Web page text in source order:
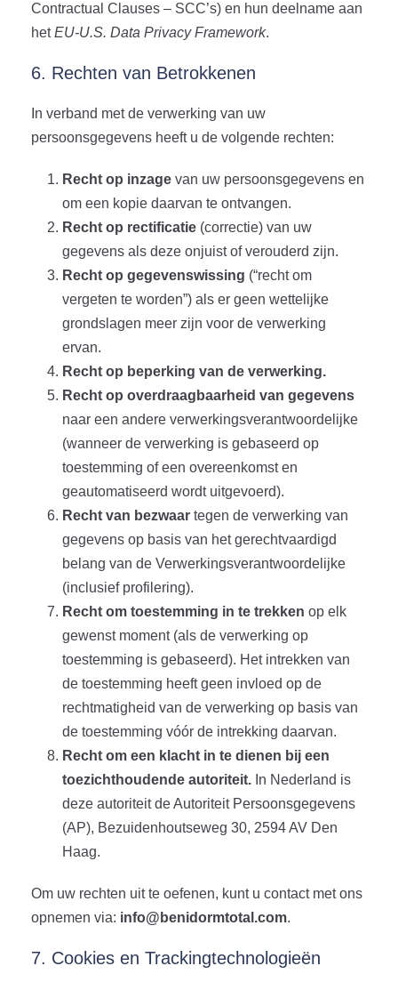
Contractual Clauses – SCC’s) en hun deelname aan
hetEU-U.S. Data Privacy Framework.
6. Rechten van Betrokkenen
In verband met de verwerking van uw
persoonsgegevens heeft u de volgende rechten:
Recht op inzage van uw persoonsgegevens en
om een kopie daarvan te ontvangen.
Recht op rectificatie (correctie) van uw
gegevens als deze onjuist of verouderd zijn.
Recht op gegevenswissing (“recht om
vergeten te worden”) als er geen wettelijke
grondslagen meer zijn voor de verwerking
ervan.
Recht op beperking van de verwerking.
Recht op overdraagbaarheid van gegevens
naar een andere verwerkingsverantwoordelijke
(wanneer de verwerking is gebaseerd op
toestemming of een overeenkomst en
geautomatiseerd wordt uitgevoerd).
Recht van bezwaar tegen de verwerking van
gegevens op basis van het gerechtvaardigd
belang van de Verwerkingsverantwoordelijke
(inclusief profilering).
Recht om toestemming in te trekken op elk
gewenst moment (als de verwerking op
toestemming is gebaseerd). Het intrekken van
de toestemming heeft geen invloed op de
rechtmatigheid van de verwerking op basis van
de toestemming vóór de intrekking daarvan.
Recht om een klacht in te dienen bij een
toezichthoudende autoriteit. In Nederland is
deze autoriteit de Autoriteit Persoonsgegevens
(AP), Bezuidenhoutseweg 30, 2594 AV Den
Haag.
Om uw rechten uit te oefenen, kunt u contact met ons
opnemen via: info@benidormtotal.com.
7. Cookies en Trackingtechnologieën